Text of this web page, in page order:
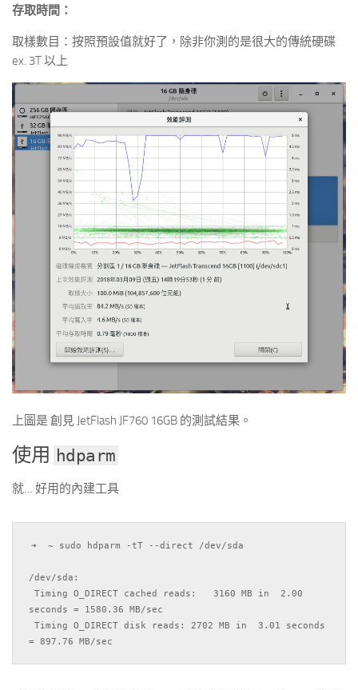
存取時間：
取樣數目：按照預設值就好了，除非你測的是很大的傳統硬碟
ex. 3T 以上
上圖是 創見 JetFlash JF760 16GB 的測試結果。
使用 hdparm
就… 好用的內建工具
➜  ~ sudo hdparm -tT --direct /dev/sda
/dev/sda:
seconds = 1580.36 MB/sec